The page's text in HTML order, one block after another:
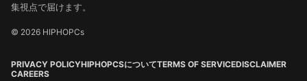
集視点で届けます。
© 2026 HIPHOPCs
PRIVACY POLICYHIPHOPCSについてTERMS OF SERVICEDISCLAIMER
CAREERS